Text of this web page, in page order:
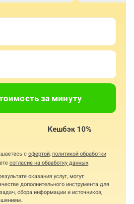
за минуту
Кешбэк 10%
с офертой, политикой обработки
согласие на обработку данных
оказания услуг, могут
дополнительного инструмента для
сбора информации и источников,